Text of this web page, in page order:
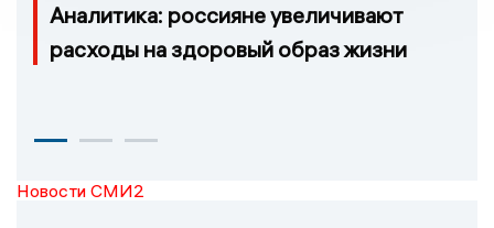
Аналитика: россияне увеличивают
расходы на здоровый образ жизни
Новости СМИ2